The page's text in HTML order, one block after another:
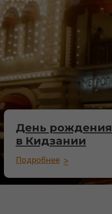
День рождения
в Кидзании
Подробнее >